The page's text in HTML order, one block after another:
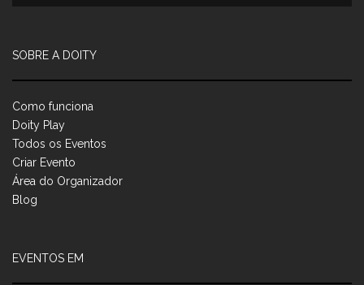
SOBRE A DOITY
Como funciona
Doity Play
Todos os Eventos
Criar Evento
Área do Organizador
Blog
EVENTOS EM